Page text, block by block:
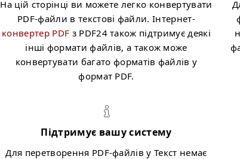
На цій сторінці ви можете легко конвертувати
PDF-файли в текстові файли. Інтернет-
конвертер PDF з PDF24 також підтримує деякі
інші формати файлів, а також може
конвертувати багато форматів файлів у
формат PDF.
Підтримує вашу систему
Для перетворення PDF-файлів у Текст немає